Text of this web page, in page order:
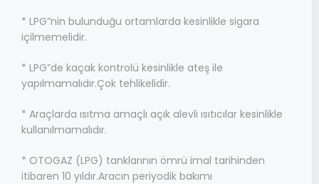
* LPG”nin bulunduğu ortamlarda kesinlikle sigara
içilmemelidir.
* LPG”de kaçak kontrolü kesinlikle ateş ile
yapılmamalıdır.Çok tehlikelidir.
* Araçlarda ısıtma amaçlı açık alevli ısıtıcılar kesinlikle
kullanılmamalıdır.
* OTOGAZ (LPG) tanklarının ömrü imal tarihinden
itibaren 10 yıldır.Aracın periyodik bakımı